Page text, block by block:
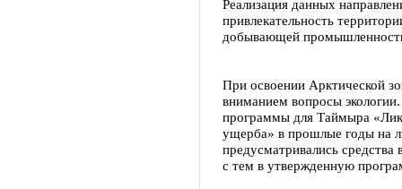
Реализация данных
привлекательность
добывающей
При освоении Арктической
вниманием вопросы
программы для Таймыра
ущерба» в прошлые годы на
предусматривались
с тем в утвержденную